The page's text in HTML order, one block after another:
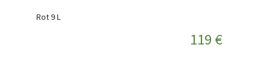
Rot 9 L
119 €